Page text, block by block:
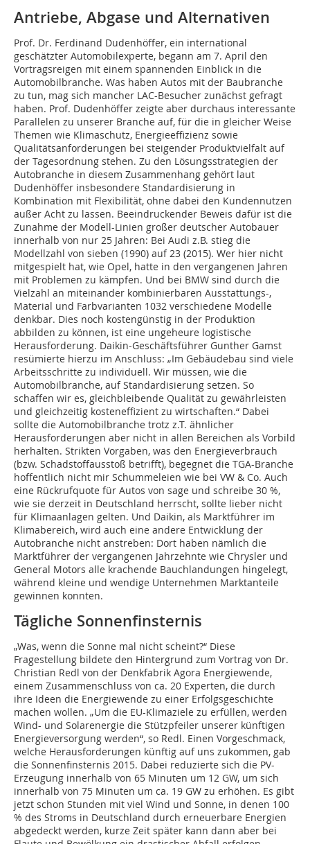
Antriebe, Abgase und Alternativen
Prof. Dr. Ferdinand Dudenhöffer, ein international
geschätzter Automobilexperte, begann am 7. April den
Vortragsreigen mit einem spannenden Einblick in die
Automobilbranche. Was haben Autos mit der Baubranche
zu tun, mag sich mancher LAC-Besucher zunächst gefragt
haben. Prof. Dudenhöffer zeigte aber durchaus interessante
Parallelen zu unserer Branche auf, für die in gleicher Weise
Themen wie Klimaschutz, Energieeffizienz sowie
Qualitätsanforderungen bei steigender Produktvielfalt auf
der Tagesordnung stehen. Zu den Lösungsstrategien der
Autobranche in diesem Zusammenhang gehört laut
Dudenhöffer insbesondere Standardisierung in
Kombination mit Flexibilität, ohne dabei den Kundennutzen
außer Acht zu lassen. Beeindruckender Beweis dafür ist die
Zunahme der Modell-Linien großer deutscher Autobauer
innerhalb von nur 25 Jahren: Bei Audi z.B. stieg die
Modellzahl von sieben (1990) auf 23 (2015). Wer hier nicht
mitgespielt hat, wie Opel, hatte in den vergangenen Jahren
mit Problemen zu kämpfen. Und bei BMW sind durch die
Vielzahl an miteinander kombinierbaren Ausstattungs-,
Material und Farbvarianten 1032 verschiedene Modelle
denkbar. Dies noch kostengünstig in der Produktion
abbilden zu können, ist eine ungeheure logistische
Herausforderung. Daikin-Geschäftsführer Gunther Gamst
resümierte hierzu im Anschluss: „Im Gebäudebau sind viele
Arbeitsschritte zu individuell. Wir müssen, wie die
Automobilbranche, auf Standardisierung setzen. So
schaffen wir es, gleichbleibende Qualität zu gewährleisten
und gleichzeitig kosteneffizient zu wirtschaften.“ Dabei
sollte die Automobilbranche trotz z.T. ähnlicher
Herausforderungen aber nicht in allen Bereichen als Vorbild
herhalten. Strikten Vorgaben, was den Energieverbrauch
(bzw. Schadstoffausstoß betrifft), begegnet die TGA-Branche
hoffentlich nicht mir Schummeleien wie bei VW & Co. Auch
eine Rückrufquote für Autos von sage und schreibe 30 %,
wie sie derzeit in Deutschland herrscht, sollte lieber nicht
für Klimaanlagen gelten. Und Daikin, als Marktführer im
Klimabereich, wird auch eine andere Entwicklung der
Autobranche nicht anstreben: Dort haben nämlich die
Marktführer der vergangenen Jahrzehnte wie Chrysler und
General Motors alle krachende Bauchlandungen hingelegt,
während kleine und wendige Unternehmen Marktanteile
gewinnen konnten.
Tägliche Sonnenfinsternis
„Was, wenn die Sonne mal nicht scheint?“ Diese
Fragestellung bildete den Hintergrund zum Vortrag von Dr.
Christian Redl von der Denkfabrik Agora Energiewende,
einem Zusammenschluss von ca. 20 Experten, die durch
ihre Ideen die Energiewende zu einer Erfolgsgeschichte
machen wollen. „Um die EU-Klimaziele zu erfüllen, werden
Wind- und Solarenergie die Stützpfeiler unserer künftigen
Energieversorgung werden“, so Redl. Einen Vorgeschmack,
welche Herausforderungen künftig auf uns zukommen, gab
die Sonnenfinsternis 2015. Dabei reduzierte sich die PV-
Erzeugung innerhalb von 65 Minuten um 12 GW, um sich
innerhalb von 75 Minuten um ca. 19 GW zu erhöhen. Es gibt
jetzt schon Stunden mit viel Wind und Sonne, in denen 100
% des Stroms in Deutschland durch erneuerbare Energien
abgedeckt werden, kurze Zeit später kann dann aber bei